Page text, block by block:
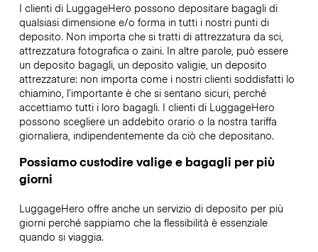
I clienti di LuggageHero possono depositare bagagli di
qualsiasi dimensione e/o forma in tutti i nostri punti di
deposito. Non importa che si tratti di attrezzatura da sci,
attrezzatura fotografica o zaini. In altre parole, può essere
un deposito bagagli, un deposito valigie, un deposito
attrezzature: non importa come i nostri clienti soddisfatti lo
chiamino, l’importante è che si sentano sicuri, perché
accettiamo tutti i loro bagagli. I clienti di LuggageHero
possono scegliere un addebito orario o la nostra tariffa
giornaliera, indipendentemente da ciò che depositano.
Possiamo custodire valige e bagagli per più
giorni
LuggageHero offre anche un servizio di deposito per più
giorni perché sappiamo che la flessibilità è essenziale
quando si viaggia.